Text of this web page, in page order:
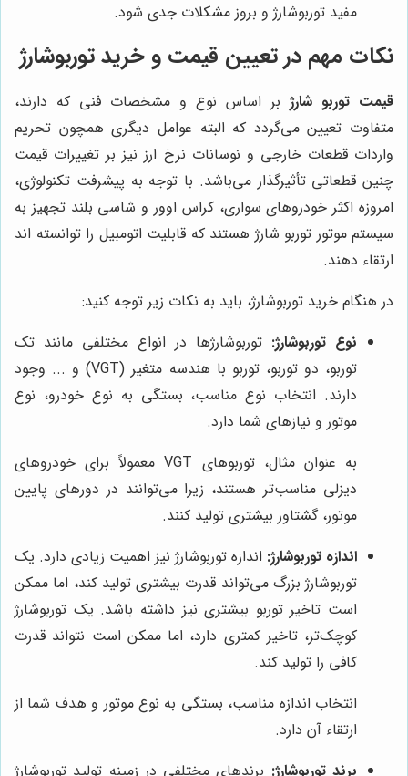
مفید توربوشارژ و بروز مشکلات جدی شود.
نکات مهم در تعیین قیمت و خرید توربوشارژ
قیمت توربو شارژ بر اساس نوع و مشخصات فنی که دارند،
متفاوت تعیین می‌گردد که البته عوامل دیگری همچون تحریم
واردات قطعات خارجی و نوسانات نرخ ارز نیز بر تغییرات قیمت
چنین قطعاتی تأثیرگذار می‌باشد. با توجه به پیشرفت تکنولوژی،
امروزه اکثر خودروهای سواری، کراس اوور و شاسی بلند تجهیز به
سیستم موتور توربو شارژ هستند که قابلیت اتومبیل را توانسته اند
ارتقاء دهند.
در هنگام خرید توربوشارژ، باید به نکات زیر توجه کنید:
نوع توربوشارژ: توربوشارژها در انواع مختلفی مانند تک
توربو، دو توربو، توربو با هندسه متغیر (VGT) و ... وجود
دارند. انتخاب نوع مناسب، بستگی به نوع خودرو، نوع
موتور و نیازهای شما دارد.
به عنوان مثال، توربوهای VGT معمولاً برای خودروهای
دیزلی مناسب‌تر هستند، زیرا می‌توانند در دورهای پایین
موتور، گشتاور بیشتری تولید کنند.
اندازه توربوشارژ: اندازه توربوشارژ نیز اهمیت زیادی دارد. یک
توربوشارژ بزرگ می‌تواند قدرت بیشتری تولید کند، اما ممکن
است تاخیر توربو بیشتری نیز داشته باشد. یک توربوشارژ
کوچک‌تر، تاخیر کمتری دارد، اما ممکن است نتواند قدرت
کافی را تولید کند.
انتخاب اندازه مناسب، بستگی به نوع موتور و هدف شما از
ارتقاء آن دارد.
برند توربوشارژ: برندهای مختلفی در زمینه تولید توربوشارژ